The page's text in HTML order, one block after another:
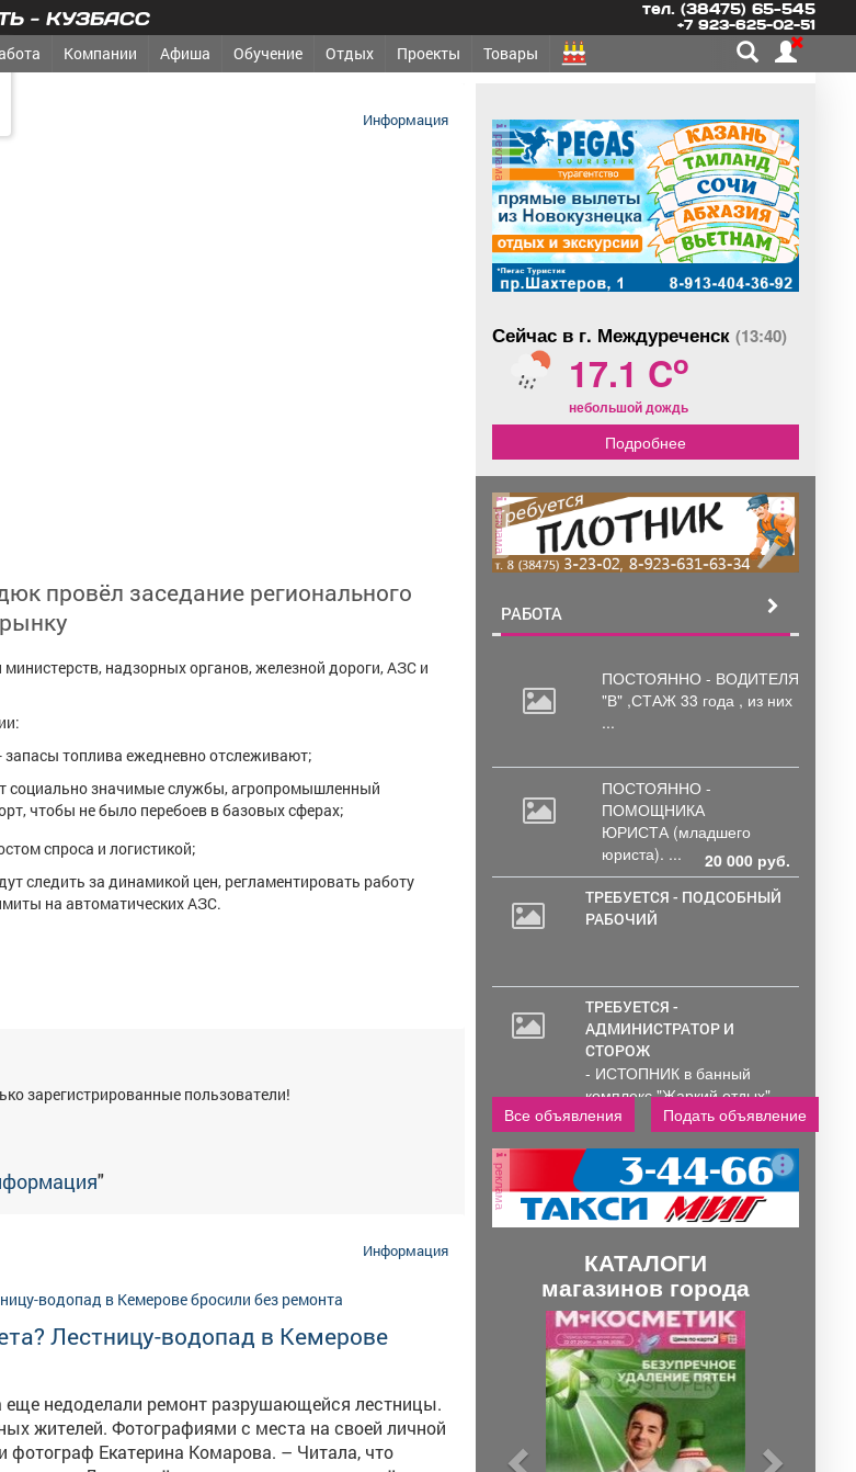
- КУЗБАСС тел. (38475) 65-545
+7 923-625-02-51
Компании Афиша Обучение Отдых Проекты Товары
Информация
провёл заседание регионального
надзорных органов, железной дороги, АЗС и
запасы топлива ежедневно отслеживают;
социально значимые службы, агропромышленный
чтобы не было перебоев в базовых сферах;
спроса и логистикой;
следить за динамикой цен, регламентировать работу
на автоматических АЗС.
зарегистрированные пользователи!
"
Информация
Лестницу-водопад в Кемерове
еще недоделали ремонт разрушающейся лестницы.
места на своей личной
Екатерина Комарова. – Читала, что
реклама
Сейчас в г. Междуреченск (13:40)
17.1 Co
небольшой дождь
Подробнее
реклама
РАБОТА
ПОСТОЯННО - ВОДИТЕЛЯ
"В" ,СТАЖ 33 года , из них
...
ПОСТОЯННО -
ПОМОЩНИКА
ЮРИСТА (младшего
юриста). ...
20 000 руб.
ТРЕБУЕТСЯ - ПОДСОБНЫЙ
РАБОЧИЙ
ТРЕБУЕТСЯ -
АДМИНИСТРАТОР И
СТОРОЖ
- ИСТОПНИК в банный
комплекс "Жаркий отдых"
Администрирование и
тех....
Все объявления Подать объявление
реклама
КАТАЛОГИ
магазинов города